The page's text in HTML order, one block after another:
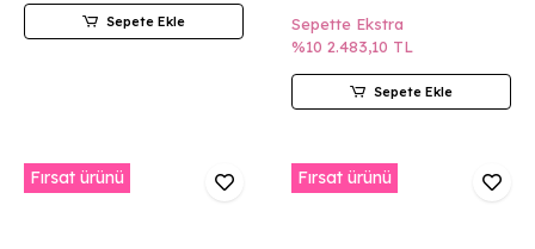
Sepete Ekle
Sepette Ekstra
%10 2.483,10 TL
Sepete Ekle
Fırsat ürünü Fırsat ürünü